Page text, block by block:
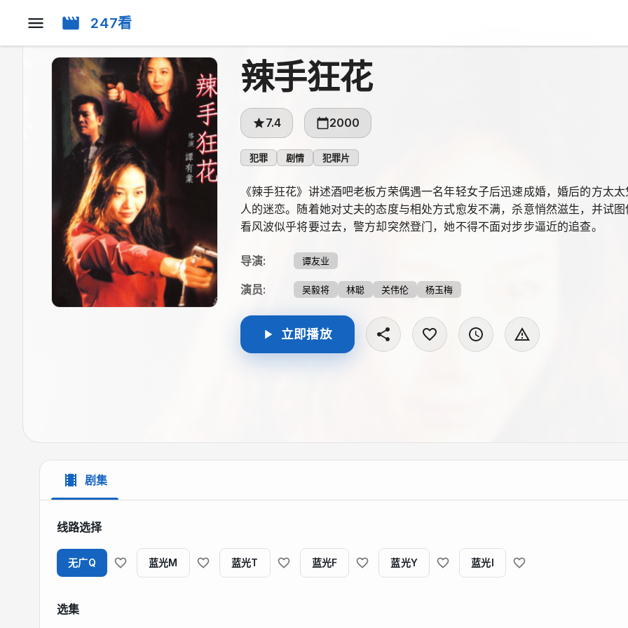
247看
辣手狂花
7.4 2000
犯罪 剧情 犯罪片
《辣手狂花》讲述酒吧老板方荣偶遇一名年轻女子后迅速成婚，婚后的方太
人的迷恋。随着她对丈夫的态度与相处方式愈发不满，杀意悄然滋生，并试
看风波似乎将要过去，警方却突然登门，她不得不面对步步逼近的追查。
导演: 谭友业
演员: 吴毅将 林聪 关伟伦 杨玉梅
立即播放
剧集
线路选择
无广Q 蓝光M 蓝光T 蓝光F 蓝光Y 蓝光I
选集